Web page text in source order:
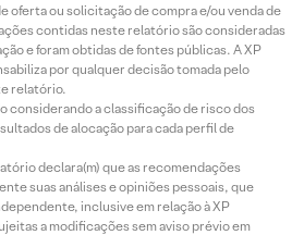
oferta ou solicitação de compra e/ou venda de
contidas neste relatório são consideradas
e foram obtidas de fontes públicas. A XP
por qualquer decisão tomada pelo
relatório.
considerando a classificação de risco dos
de alocação para cada perfil de
declara(m) que as recomendações
suas análises e opiniões pessoais, que
inclusive em relação à XP
a modificações sem aviso prévio em